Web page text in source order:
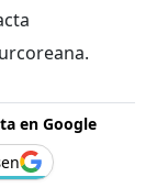
en Google
en